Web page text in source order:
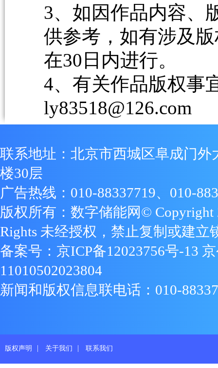
3、如因作品内容、
供参考，如有涉及
在30日内进行。
4、有关作品版权事
ly83518@126.com
联系地址：北京市西城区阜成门外
楼30层
广告热线：010-88337719、010-
版权所有：数字储能网© Copyright
Rights 未经授权，禁止复制或建立
备案号： 京ICP备12023756号-13
11010502023804
新闻和版权信息联电话：010-
版权声明 | 关于我们 | 联系我们